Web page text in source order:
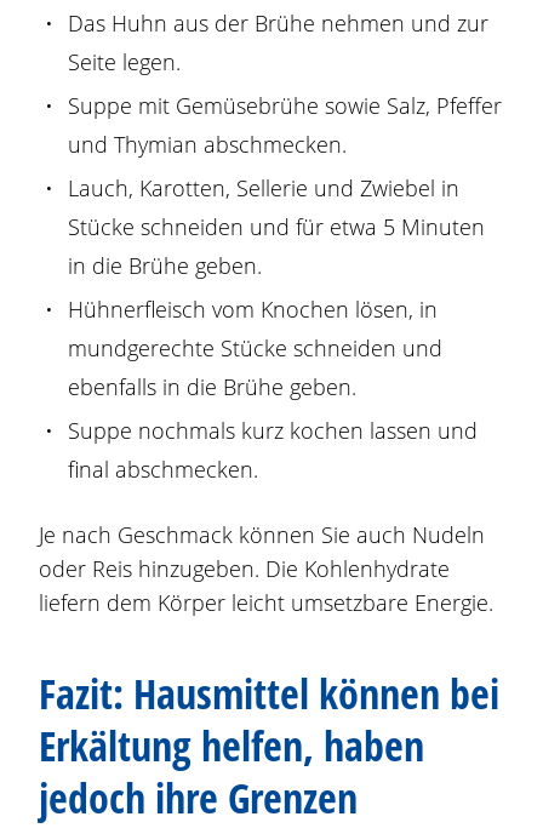
Das Huhn aus der Brühe nehmen und zur
Seite legen.
Suppe mit Gemüsebrühe sowie Salz, Pfeffer
und Thymian abschmecken.
Lauch, Karotten, Sellerie und Zwiebel in
Stücke schneiden und für etwa 5 Minuten
in die Brühe geben.
Hühnerfleisch vom Knochen lösen, in
mundgerechte Stücke schneiden und
ebenfalls in die Brühe geben.
Suppe nochmals kurz kochen lassen und
final abschmecken.
Je nach Geschmack können Sie auch Nudeln
oder Reis hinzugeben. Die Kohlenhydrate
liefern dem Körper leicht umsetzbare Energie.
Fazit: Hausmittel können bei
Erkältung helfen, haben
jedoch ihre Grenzen